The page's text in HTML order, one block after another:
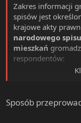
Zakres informacji
spisów jest
krajowe akty
narodowego
mieszkań
respondentów:
2. wiek,
3. adres
Sposób